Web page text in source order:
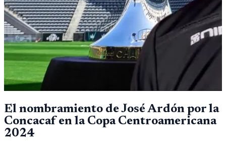
El nombramiento de José Ardón por la
Concacaf en la Copa Centroamericana
2024